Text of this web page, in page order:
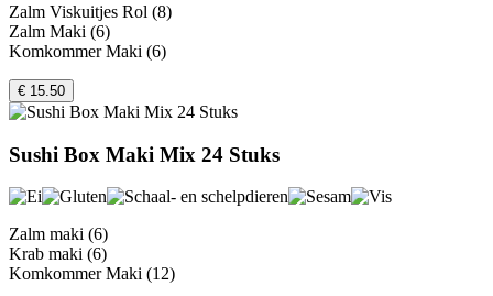
Zalm Viskuitjes Rol (8)
Zalm Maki (6)
Komkommer Maki (6)
€ 15.50
Sushi Box Maki Mix 24 Stuks
Zalm maki (6)
Krab maki (6)
Komkommer Maki (12)